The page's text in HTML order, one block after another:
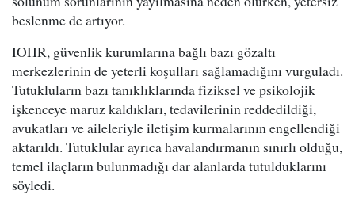
beslenme de artıyor.
IOHR, güvenlik kurumlarına bağlı bazı gözaltı
merkezlerinin de yeterli koşulları sağlamadığını vurguladı.
Tutukluların bazı tanıklıklarında fiziksel ve psikolojik
işkenceye maruz kaldıkları, tedavilerinin reddedildiği,
avukatları ve aileleriyle iletişim kurmalarının engellendiği
aktarıldı. Tutuklular ayrıca havalandırmanın sınırlı olduğu,
temel ilaçların bulunmadığı dar alanlarda tutulduklarını
söyledi.